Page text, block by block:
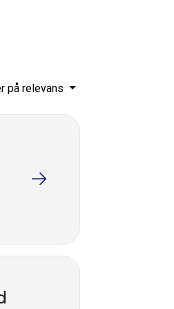
på relevans